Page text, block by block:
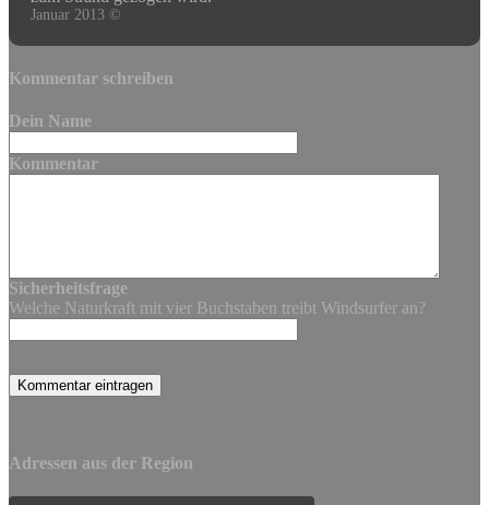
Januar 2013 ©
Kommentar schreiben
Dein Name
Kommentar
Sicherheitsfrage
Welche Naturkraft mit vier Buchstaben treibt Windsurfer an?
Adressen aus der Region